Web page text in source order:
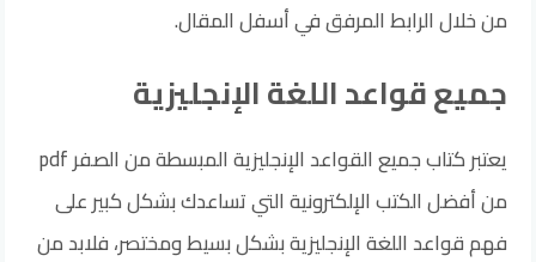
من خلال الرابط المرفق في أسفل المقال.
جميع قواعد اللغة الإنجليزية
يعتبر كتاب جميع القواعد الإنجليزية المبسطة من الصفر pdf
من أفضل الكتب الإلكترونية التي تساعدك بشكل كبير على
فهم قواعد اللغة الإنجليزية بشكل بسيط ومختصر، فلابد من